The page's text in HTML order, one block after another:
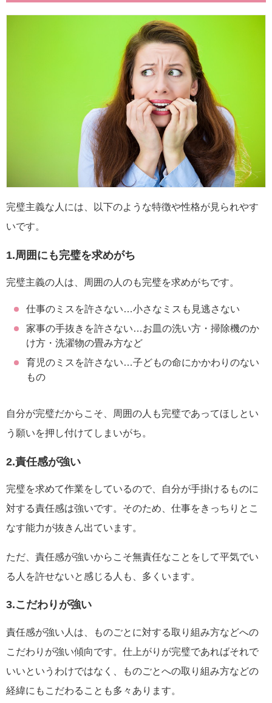
完璧主義な人には、以下のような特徴や性格が見られやす
いです。
1.周囲にも完璧を求めがち
完璧主義の人は、周囲の人のも完璧を求めがちです。
仕事のミスを許さない…小さなミスも見逃さない
家事の手抜きを許さない…お皿の洗い方・掃除機のか
け方・洗濯物の畳み方など
育児のミスを許さない…子どもの命にかかわりのない
もの
自分が完璧だからこそ、周囲の人も完璧であってほしとい
う願いを押し付けてしまいがち。
2.責任感が強い
完璧を求めて作業をしているので、自分が手掛けるものに
対する責任感は強いです。そのため、仕事をきっちりとこ
なす能力が抜きん出ています。
ただ、責任感が強いからこそ無責任なことをして平気でい
る人を許せないと感じる人も、多くいます。
3.こだわりが強い
責任感が強い人は、ものごとに対する取り組み方などへの
こだわりが強い傾向です。仕上がりが完璧であればそれで
いいというわけではなく、ものごとへの取り組み方などの
経緯にもこだわることも多々あります。